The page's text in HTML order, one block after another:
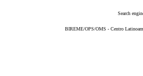
Search
BIREME/OPS/OMS - Centro